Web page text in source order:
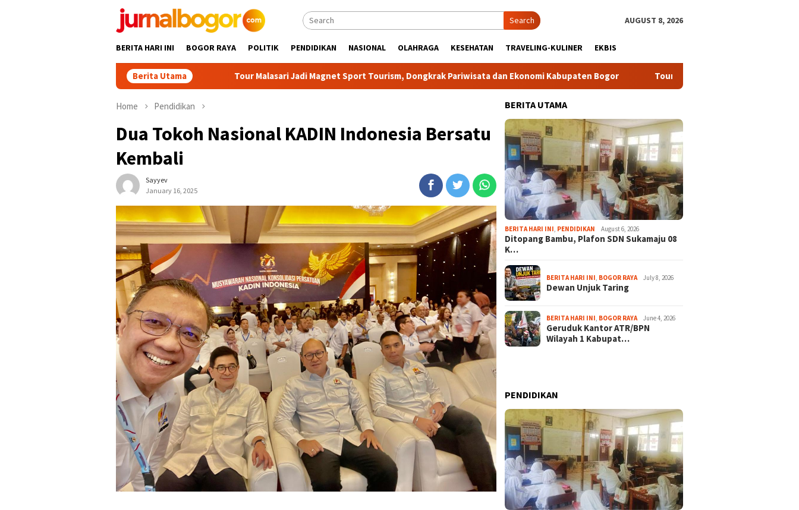
Search AUGUST 8, 2026
BERITA HARI INI BOGOR RAYA POLITIK PENDIDIKAN NASIONAL OLAHRAGA KESEHATAN TRAVELING-KULINER EKBIS
Berita Utama
Tour Malasari Jadi Magnet Sport Tourism, Dongkrak Pariwisata dan Ekonomi Kabupaten Bogor Tour Malasari Halimun Salak Kian Diminati, Ratusan
Home Pendidikan
Dua Tokoh Nasional KADIN Indonesia Bersatu
Kembali
Sayyev
January 16, 2025
BERITA UTAMA
BERITA HARI INI PENDIDIKAN August 6, 2026
Ditopang Bambu, Plafon SDN Sukamaju 08
K…
BERITA HARI INI BOGOR RAYA July 8, 2026
Dewan Unjuk Taring
BERITA HARI INI BOGOR RAYA June 4, 2026
Geruduk Kantor ATR/BPN
Wilayah 1 Kabupat…
PENDIDIKAN